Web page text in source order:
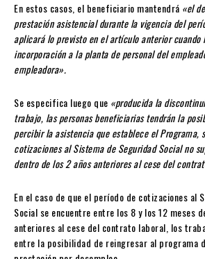
En estos casos, el beneficiario mantendrá «el
prestación asistencial durante la vigencia del
aplicará lo previsto en el artículo anterior
incorporación a la planta de personal del
empleadora».
Se especifica luego que «producida la
trabajo, las personas beneficiarias tendrán la
percibir la asistencia que establece el Programa,
cotizaciones al Sistema de Seguridad Social no
dentro de los 2 años anteriores al cese del
En el caso de que el período de cotizaciones al
Social se encuentre entre los 8 y los 12 meses
anteriores al cese del contrato laboral, los
entre la posibilidad de reingresar al programa